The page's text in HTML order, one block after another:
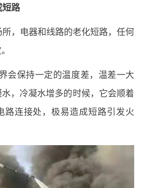
路
，电器和线路的老化短路，任何
保持一定的温度差，温差一大
，冷凝水增多的时候，它会顺着
路连接处，极易造成短路引发火